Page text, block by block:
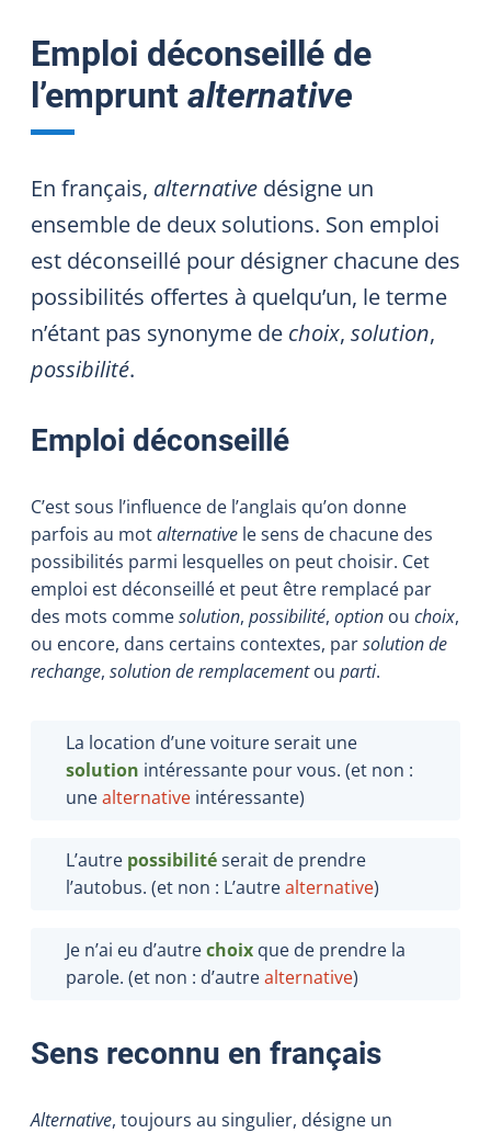
Emploi déconseillé de
l’emprunt alternative
En français, alternative désigne un
ensemble de deux solutions. Son emploi
est déconseillé pour désigner chacune des
possibilités offertes à quelqu’un, le terme
n’étant pas synonyme de choix, solution,
possibilité.
Emploi déconseillé
C’est sous l’influence de l’anglais qu’on donne
parfois au motalternative le sens de chacune des
possibilités parmi lesquelles on peut choisir. Cet
emploi est déconseillé et peut être remplacé par
des mots commesolution, possibilité, option ou choix,
ou encore, dans certains contextes, parsolutionde
rechange, solution de remplacementou parti.
La location d’une voiture serait une
solution intéressante pour vous. (et non :
unealternative intéressante)
L’autre possibilitéserait de prendre
l’autobus. (et non : L’autrealternative)
Je n’ai eu d’autrechoix que de prendre la
parole. (et non : d’autrealternative)
Sens reconnu en français
Alternative, toujours au singulier, désigne un